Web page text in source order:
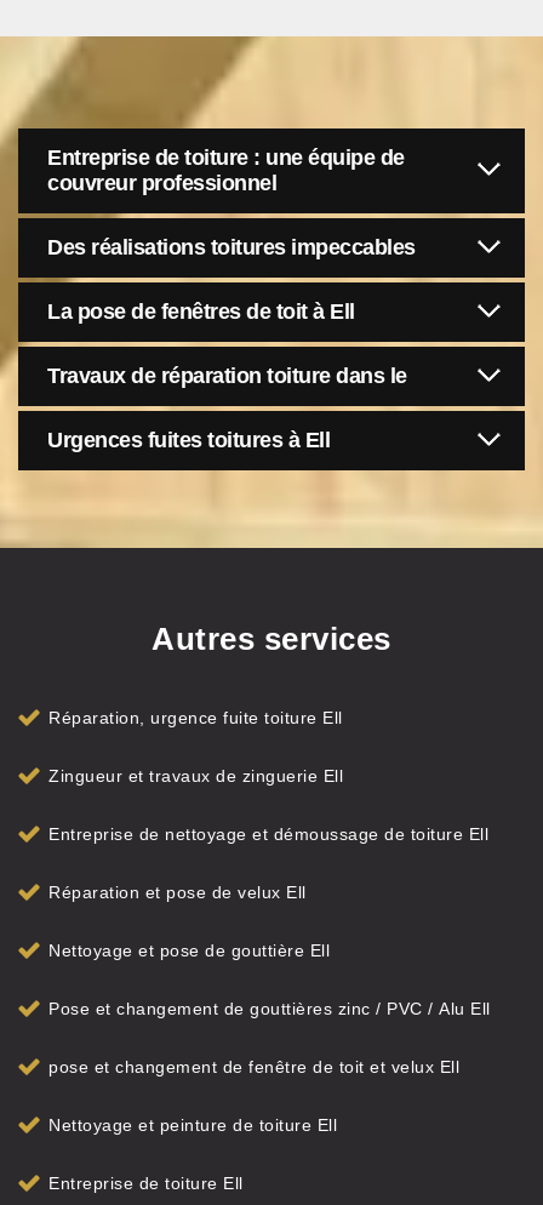
Entreprise de toiture : une équipe de
couvreur professionnel
Des réalisations toitures impeccables
La pose de fenêtres de toit à Ell
Travaux de réparation toiture dans le
Urgences fuites toitures à Ell
Autres services
Réparation, urgence fuite toiture Ell
Zingueur et travaux de zinguerie Ell
Entreprise de nettoyage et démoussage de toiture Ell
Réparation et pose de velux Ell
Nettoyage et pose de gouttière Ell
Pose et changement de gouttières zinc / PVC / Alu Ell
pose et changement de fenêtre de toit et velux Ell
Nettoyage et peinture de toiture Ell
Entreprise de toiture Ell